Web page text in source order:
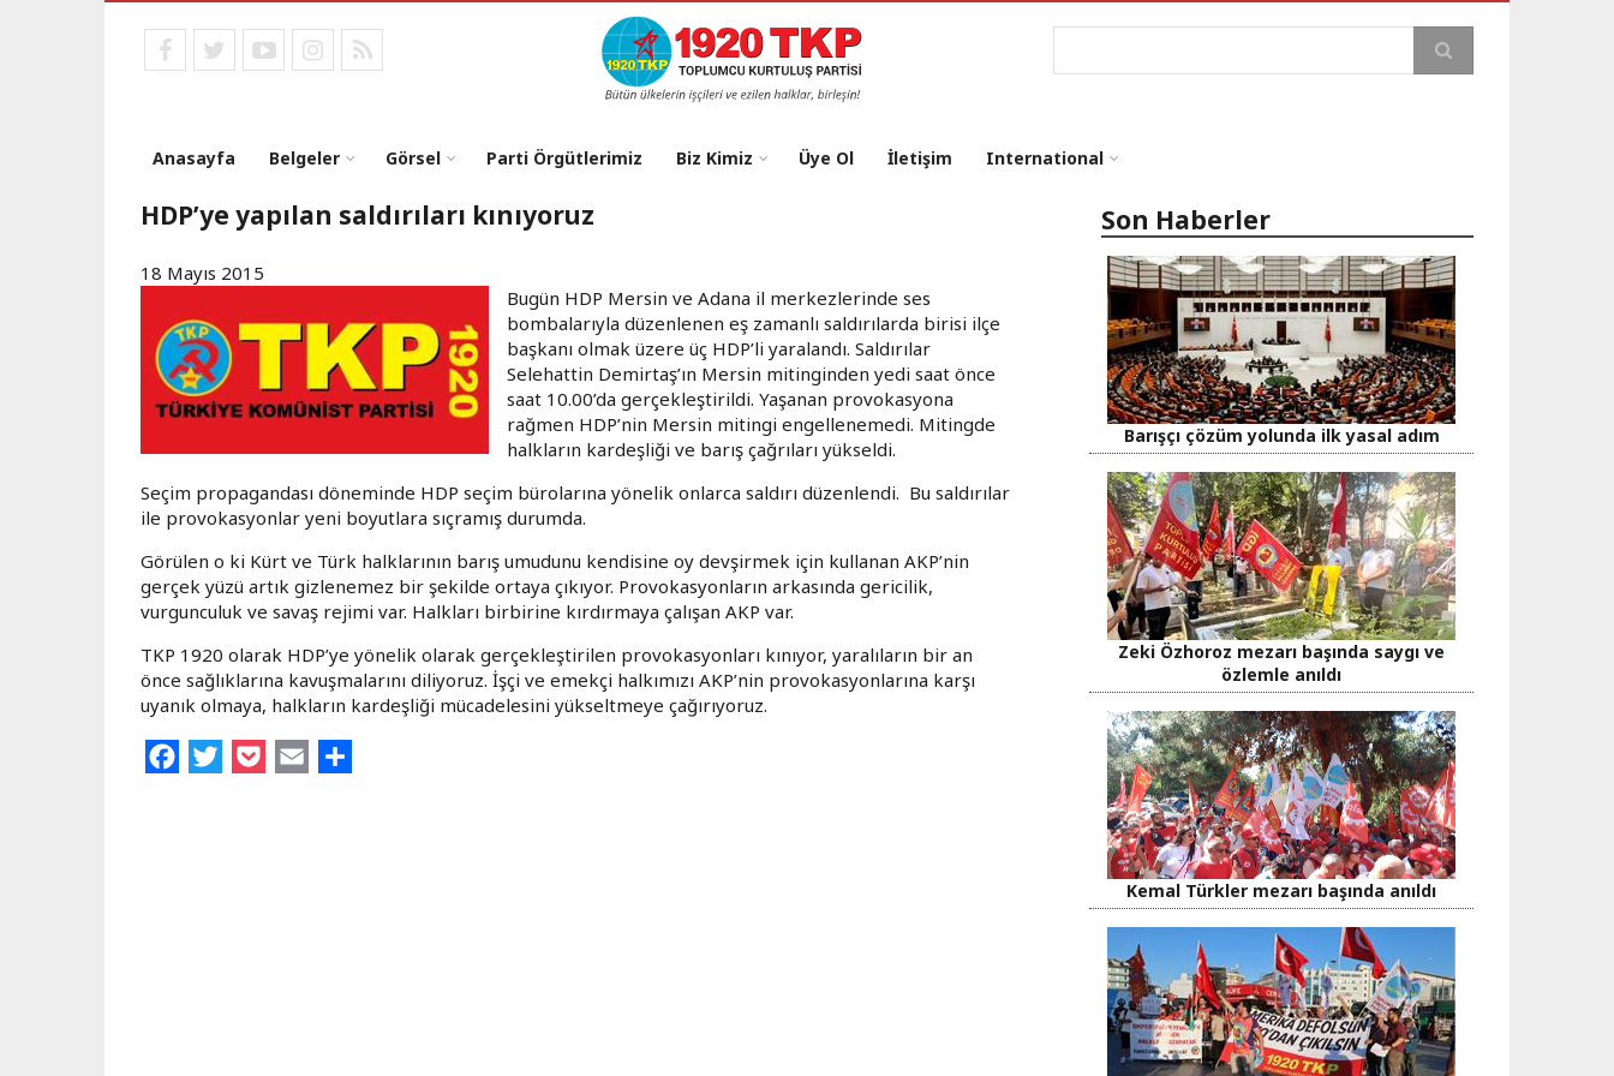
facebooktwitteryoutubeinstagram
RSS
Ara
Anasayfa Belgeler Görsel Parti Örgütlerimiz Biz Kimiz Üye Ol İletişim International
HDP’ye yapılan saldırıları kınıyoruz
18 Mayıs 2015
Bugün HDP Mersin ve Adana il merkezlerinde ses
bombalarıyla düzenlenen eş zamanlı saldırılarda birisi ilçe
başkanı olmak üzere üç HDP’li yaralandı. Saldırılar
Selehattin Demirtaş’ın Mersin mitinginden yedi saat önce
saat 10.00’da gerçekleştirildi. Yaşanan provokasyona
rağmen HDP’nin Mersin mitingi engellenemedi. Mitingde
halkların kardeşliği ve barış çağrıları yükseldi.
Seçim propagandası döneminde HDP seçim bürolarına yönelik onlarca saldırı düzenlendi. Bu saldırılar
ile provokasyonlar yeni boyutlara sıçramış durumda.
Görülen o ki Kürt ve Türk halklarının barış umudunu kendisine oy devşirmek için kullanan AKP’nin
gerçek yüzü artık gizlenemez bir şekilde ortaya çıkıyor. Provokasyonların arkasında gericilik,
vurgunculuk ve savaş rejimi var. Halkları birbirine kırdırmaya çalışan AKP var.
TKP 1920 olarak HDP’ye yönelik olarak gerçekleştirilen provokasyonları kınıyor, yaralıların bir an
önce sağlıklarına kavuşmalarını diliyoruz. İşçi ve emekçi halkımızı AKP’nin provokasyonlarına karşı
uyanık olmaya, halkların kardeşliği mücadelesini yükseltmeye çağırıyoruz.
FacebookTwitterPocket Email
Son Haberler
Barışçı çözüm yolunda ilk yasal adım
Zeki Özhoroz mezarı başında saygı ve
özlemle anıldı
Kemal Türkler mezarı başında anıldı